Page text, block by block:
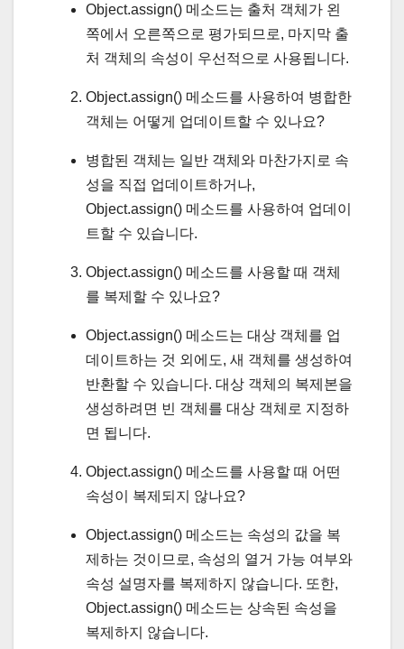
Object.assign() 메소드는 출처 객체가 왼
쪽에서 오른쪽으로 평가되므로, 마지막 출
처 객체의 속성이 우선적으로 사용됩니다.
Object.assign() 메소드를 사용하여 병합한
객체는 어떻게 업데이트할 수 있나요?
병합된 객체는 일반 객체와 마찬가지로 속
성을 직접 업데이트하거나,
Object.assign() 메소드를 사용하여 업데이
트할 수 있습니다.
Object.assign() 메소드를 사용할 때 객체
를 복제할 수 있나요?
Object.assign() 메소드는 대상 객체를 업
데이트하는 것 외에도, 새 객체를 생성하여
반환할 수 있습니다. 대상 객체의 복제본을
생성하려면 빈 객체를 대상 객체로 지정하
면 됩니다.
Object.assign() 메소드를 사용할 때 어떤
속성이 복제되지 않나요?
Object.assign() 메소드는 속성의 값을 복
제하는 것이므로, 속성의 열거 가능 여부와
속성 설명자를 복제하지 않습니다. 또한,
Object.assign() 메소드는 상속된 속성을
복제하지 않습니다.